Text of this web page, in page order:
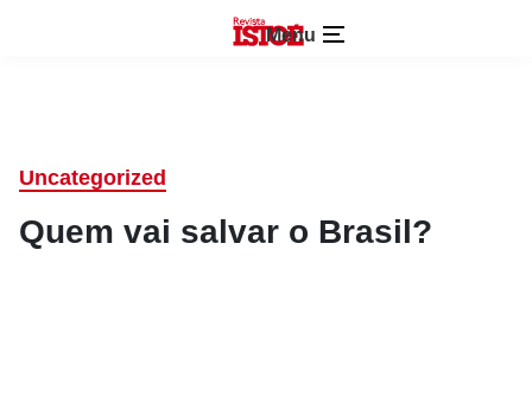
Menu
Uncategorized
Quem vai salvar o Brasil?